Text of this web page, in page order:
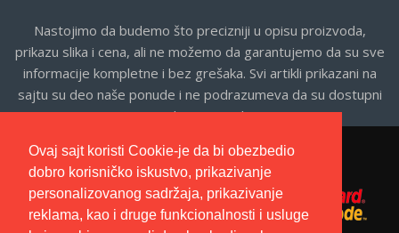
Ovaj sajt koristi Cookie-je da bi obezbedio
dobro korisničko iskustvo, prikazivanje
personalizovanog sadržaja, prikazivanje
reklama, kao i druge funkcionalnosti i usluge
Nastojimo da budemo što precizniji u opisu proizvoda,
prikazu slika i cena, ali ne možemo da garantujemo da su sve
informacije kompletne i bez grešaka. Svi artikli prikazani na
sajtu su deo naše ponude i ne podrazumeva da su dostupni
u svakom trenutku.